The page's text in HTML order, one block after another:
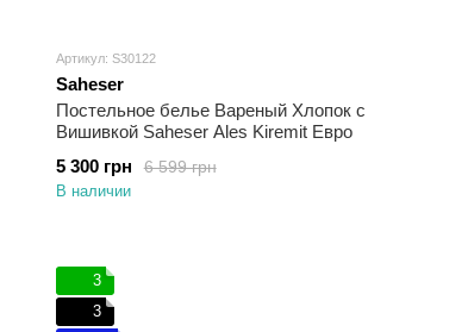
Артикул: S30122
Saheser
Постельное белье Вареный Хлопок с
Вишивкой Saheser Ales Kiremit Евро
6 599 грн
5 300 грн
В наличии
3
3